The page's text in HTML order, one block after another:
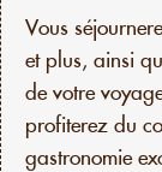
Vous
et plus, ainsi
de votre
profiterez du
gastronomie